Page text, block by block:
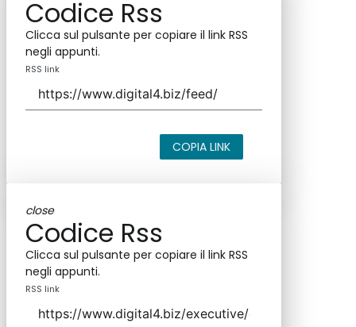
Codice Rss
Clicca sul pulsante per copiare il link RSS
negli appunti.
RSS link
COPIA LINK
close
Codice Rss
Clicca sul pulsante per copiare il link RSS
negli appunti.
RSS link